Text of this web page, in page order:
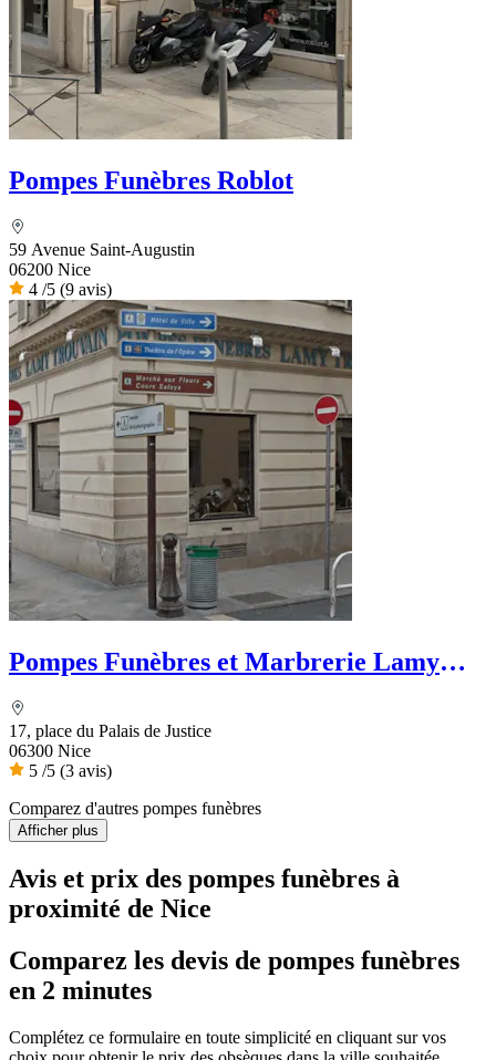
Pompes Funèbres Roblot
59 Avenue Saint-Augustin
06200 Nice
4 /5 (9 avis)
Pompes Funèbres et Marbrerie Lamy
17, place du Palais de Justice
06300 Nice
5 /5 (3 avis)
Comparez d'autres pompes funèbres
Afficher plus
Avis et prix des pompes funèbres à
proximité de Nice
Comparez les devis de pompes funèbres
en 2 minutes
Complétez ce formulaire en toute simplicité en cliquant sur vos